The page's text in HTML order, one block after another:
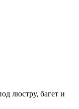
люстру, багет и